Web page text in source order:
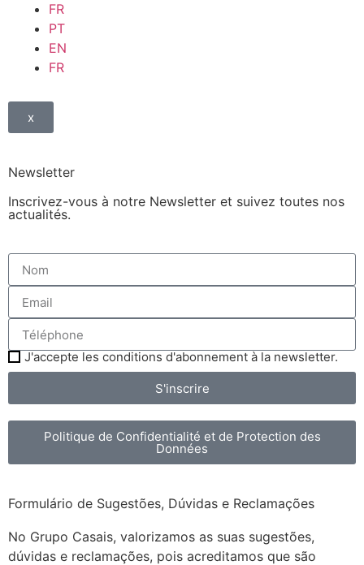
FR
PT
EN
FR
x
Newsletter
Inscrivez-vous à notre Newsletter et suivez toutes nos
actualités.
J'accepte les conditions d'abonnement à la newsletter.
S'inscrire
Politique de Confidentialité et de Protection des
Données
Formulário de Sugestões, Dúvidas e Reclamações
No Grupo Casais, valorizamos as suas sugestões,
dúvidas e reclamações, pois acreditamos que são